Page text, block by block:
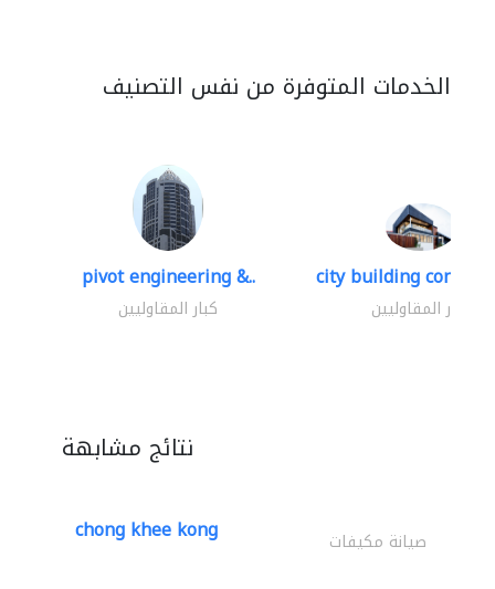
الخدمات المتوفرة من نفس التصنيف
pivot engineering &..
كبار المقاوليين
city building
كبار المقاوليين
نتائج مشابهة
chong khee kong صيانة مكيفات